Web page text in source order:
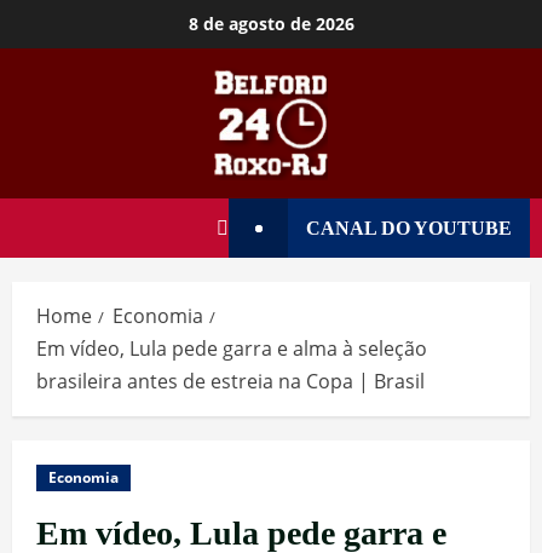
8 de agosto de 2026
CANAL DO YOUTUBE
Home
Economia
Em vídeo, Lula pede garra e alma à seleção
brasileira antes de estreia na Copa | Brasil
Economia
Em vídeo, Lula pede garra e